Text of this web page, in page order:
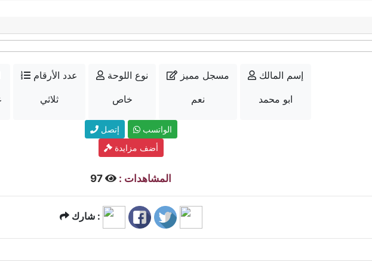
عدد الأرقام
ثلاثي
نوع اللوحة
خاص
مسجل مميز
نعم
إسم المالك
ابو محمد
إتصل
الواتسب
أضف مزايدة
المشاهدات :
شارك :